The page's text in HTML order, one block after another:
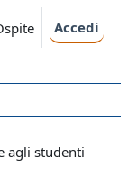
Accedi
agli studenti